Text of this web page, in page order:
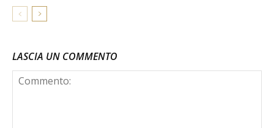
LASCIA UN COMMENTO